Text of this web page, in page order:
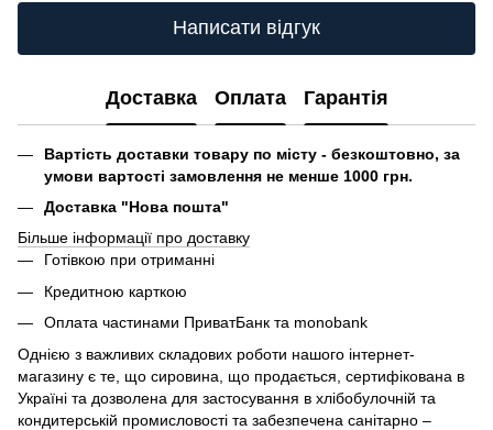
Написати відгук
Доставка Оплата Гарантія
Вартість доставки товару по місту - безкоштовно, за
умови вартості замовлення не менше 1000 грн.
Доставка "Нова пошта"
Більше інформації про доставку
Готівкою при отриманні
Кредитною карткою
Оплата частинами ПриватБанк та monobank
Однією з важливих складових роботи нашого інтернет-
магазину є те, що сировина, що продається, сертифікована в
Україні та дозволена для застосування в хлібобулочній та
кондитерській промисловості та забезпечена санітарно –